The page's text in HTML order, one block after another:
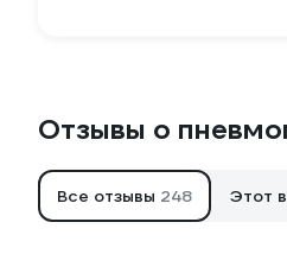
Отзывы о
Все отзывы 248 Этот